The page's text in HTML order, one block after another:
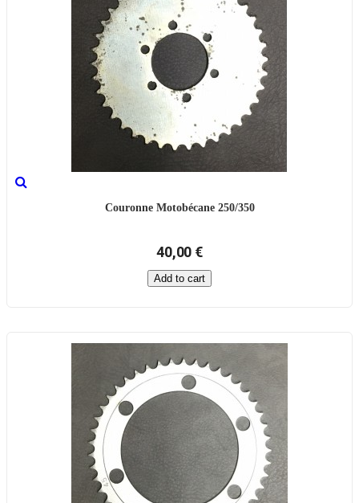
Couronne Motobécane 250/350
40,00 €
Add to cart